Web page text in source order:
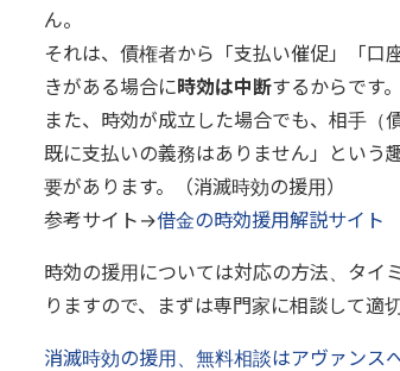
ん。
それは、債権者から「支払い催促」「口
きがある場合に時効は中断するからです。
また、時効が成立した場合でも、相手（
既に支払いの義務はありません」という
要があります。（消滅時効の援用）
参考サイト→借金の時効援用解説サイト
時効の援用については対応の方法、タイ
りますので、まずは専門家に相談して適
消滅時効の援用、無料相談はアヴァンス